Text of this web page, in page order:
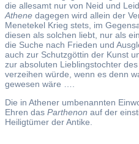
die allesamt nur von Neid und
Athene dagegen wird allein der
Menetekel Krieg stets, im
diesen als solchen liebt, nur als
die Suche nach Frieden und
auch zur Schutzgöttin der Kunst
zur absoluten Lieblingstochter des
verzeihen würde, wenn es denn
gewesen wäre ….
Die in Athener umbenannten
Ehren das Parthenon auf der
Heiligtümer der Antike.